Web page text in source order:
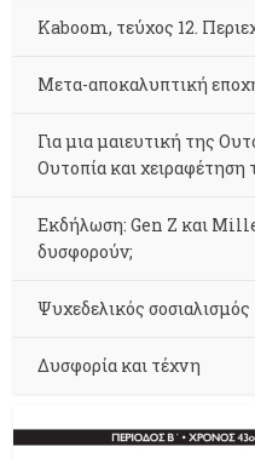
Kaboom, τεύχος 12.
Μετα-αποκαλυπτική
Για μια μαιευτική της
Ουτοπία και
Εκδήλωση: Gen Z και
δυσφορούν;
Ψυχεδελικός σοσιαλισμός
Δυσφορία και τέχνη